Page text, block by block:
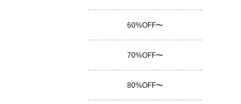
60%OFF〜
70%OFF〜
80%OFF〜